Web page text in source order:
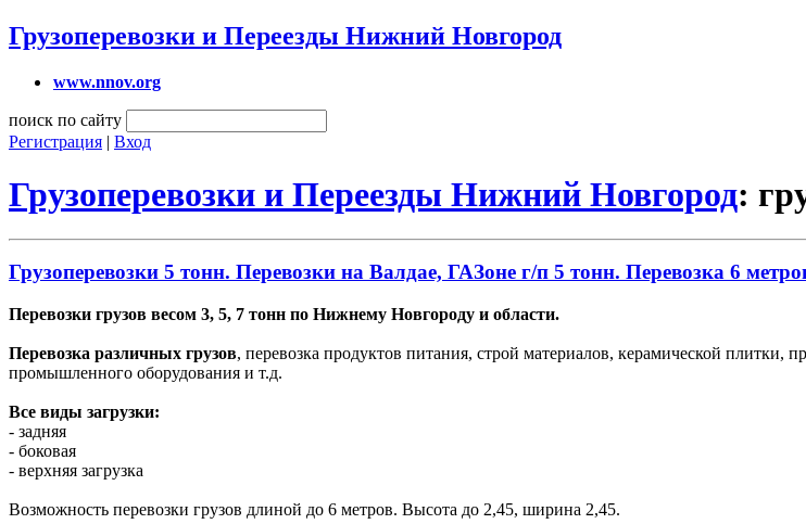
Грузоперевозки и Переезды Нижний Новгород
www.nnov.org
поиск по сайту
Регистрация | Вход
Грузоперевозки и Переезды Нижний Новгород:
Грузоперевозки 5 тонн. Перевозки на Валдае, ГАЗоне г/п 5 тонн. Перевозка 6
Перевозки грузов весом 3, 5, 7 тонн по Нижнему Новгороду и области.
Перевозка различных грузов, перевозка продуктов питания, строй материалов, керамической
промышленного оборудования и т.д.
Все виды загрузки:
- задняя
- боковая
- верхняя загрузка
Возможность перевозки грузов длиной до 6 метров. Высота до 2,45, ширина 2,45.